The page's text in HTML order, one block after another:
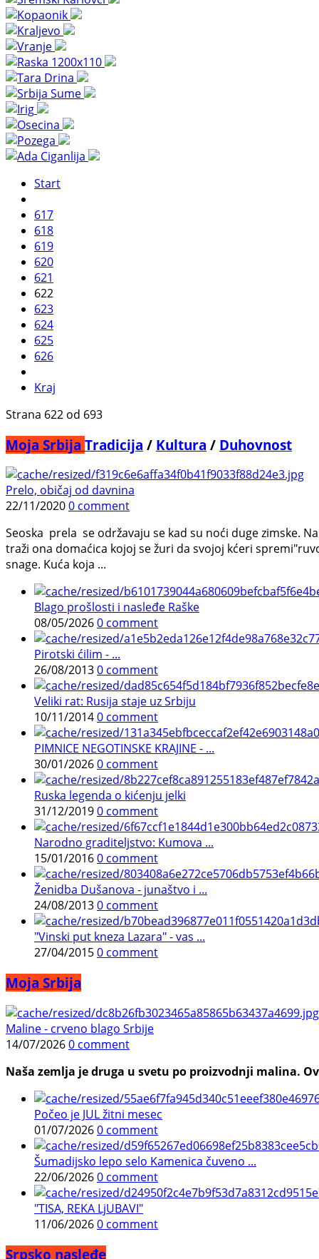
Start
617
618
619
620
621
622
623
624
625
626
Kraj
Strana 622 od 693
Moja Srbija Tradicija / Kultura / Duhovnost
Prelo, običaj od davnina
22/11/20200 comment
Seoska prela se održavaju se kad su noći duge zimske.
traži ona domaćica kojoj se žuri da svojoj kćeri
snage. Kuća koja ...
Blago prošlosti i nasleđe Raške
08/05/20260 comment
Pirotski ćilim - ...
26/08/20130 comment
Veliki rat: Rusija staje uz Srbiju
10/11/20140 comment
PIMNICE NEGOTINSKE KRAJINE - ...
30/01/20260 comment
Ruska legenda o kićenju jelki
31/12/20190 comment
Narodno graditeljstvo: Kumova ...
15/01/20160 comment
Ženidba Dušanova - junaštvo i ...
24/08/20130 comment
"Vinski put kneza Lazara" - vas ...
27/04/20150 comment
Moja Srbija
Maline - crveno blago Srbije
14/07/20260 comment
Naša zemlja je druga u svetu po proizvodnji malina.
Počeo je JUL žitni mesec
01/07/20260 comment
Šumadijsko lepo selo Kamenica čuveno ...
22/06/20260 comment
"TISA, REKA LjUBAVI"
11/06/20260 comment
Srpsko nasleđe